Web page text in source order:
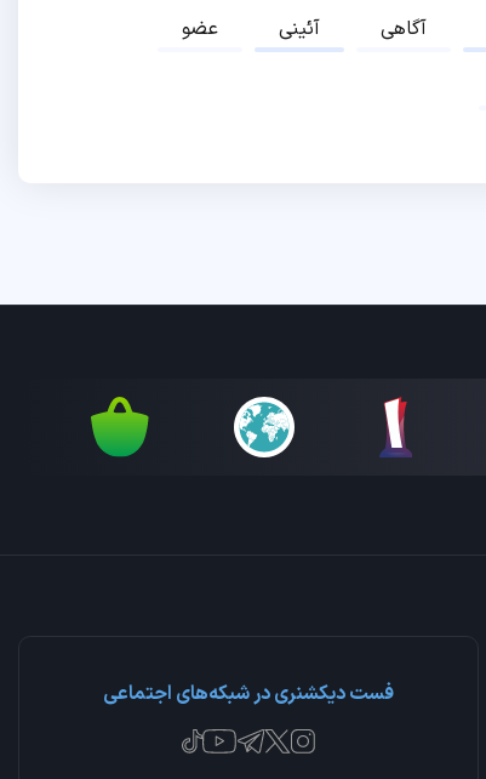
عضو
آئینی آگاهی
فست دیکشنری در شبکه‌های اجتماعی